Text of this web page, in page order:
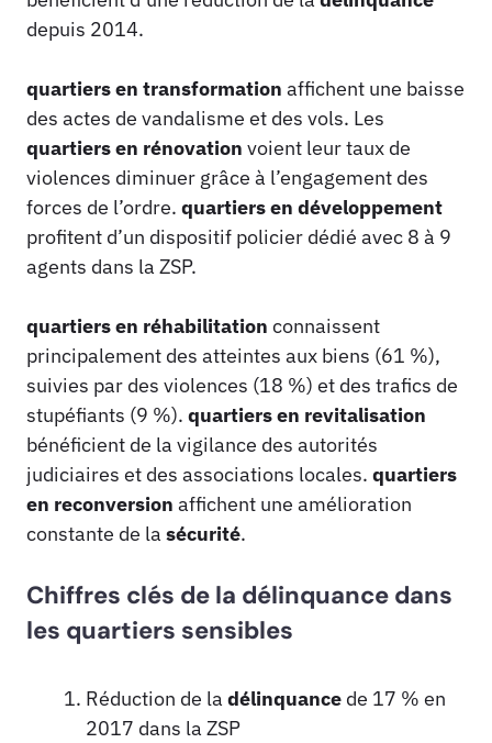
depuis 2014.
quartiers en transformation affichent une baisse
des actes de vandalisme et des vols. Les
quartiers en rénovation voient leur taux de
violences diminuer grâce à l’engagement des
forces de l’ordre. quartiers en développement
profitent d’un dispositif policier dédié avec 8 à 9
agents dans la ZSP.
quartiers en réhabilitation connaissent
principalement des atteintes aux biens (61 %),
suivies par des violences (18 %) et des trafics de
stupéfiants (9 %). quartiers en revitalisation
bénéficient de la vigilance des autorités
judiciaires et des associations locales. quartiers
en reconversion affichent une amélioration
constante de la sécurité.
Chiffres clés de la délinquance dans
les quartiers sensibles
Réduction de la délinquance de 17 % en
2017 dans la ZSP